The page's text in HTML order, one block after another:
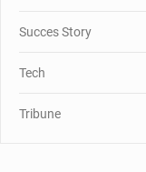
Succes Story
Tech
Tribune